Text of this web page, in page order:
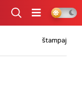
štampaj